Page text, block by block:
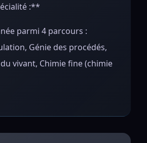
:**
parmi 4 parcours :
Génie des procédés,
vivant, Chimie fine (chimie